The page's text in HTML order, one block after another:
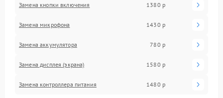
Замена кнопки включения 1380 р
Замена микрофона 1430 р
Замена аккумулятора 780 р
Замена дисплея (экрана) 1580 р
Замена контроллера питания 1480 р